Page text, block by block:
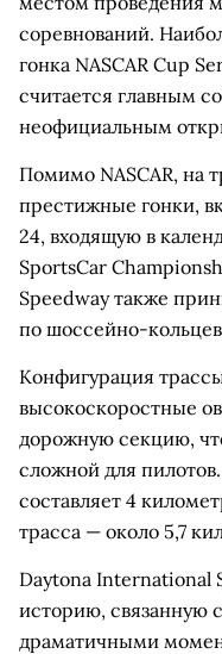
соревнований.
гонка NASCAR Cup
считается главным
неофициальным
Помимо NASCAR, на
престижные гонки,
24, входящую в
SportsCar
Speedway также
по шоссейно-
Конфигурация
высокоскоростные
дорожную секцию,
сложной для
составляет 4
трасса — около 5,7
Daytona International
историю, связанную
драматичными